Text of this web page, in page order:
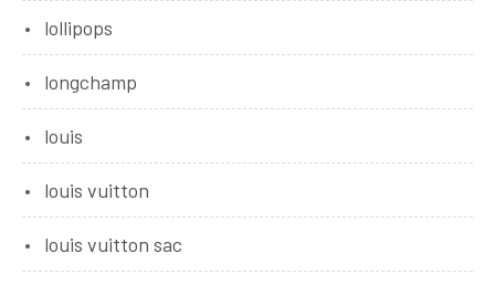
lollipops
longchamp
louis
louis vuitton
louis vuitton sac